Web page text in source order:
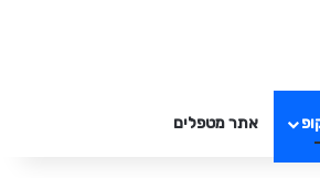
אתר מטפלים